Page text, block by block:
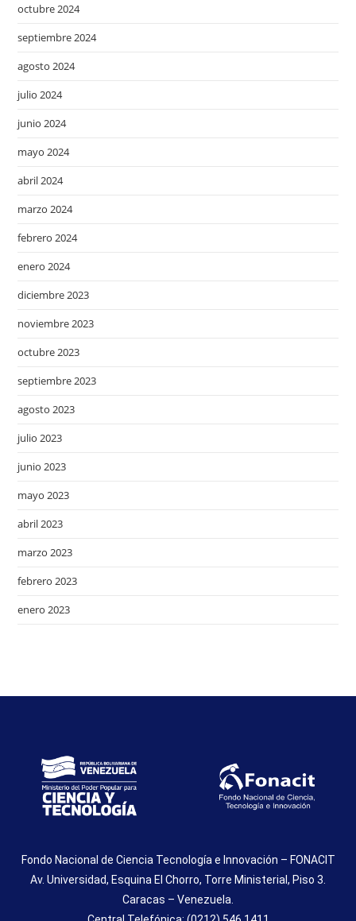
octubre 2024
septiembre 2024
agosto 2024
julio 2024
junio 2024
mayo 2024
abril 2024
marzo 2024
febrero 2024
enero 2024
diciembre 2023
noviembre 2023
octubre 2023
septiembre 2023
agosto 2023
julio 2023
junio 2023
mayo 2023
abril 2023
marzo 2023
febrero 2023
enero 2023
Fondo Nacional de Ciencia Tecnología e Innovación – FONACIT
Av. Universidad, Esquina El Chorro, Torre Ministerial, Piso 3.
Caracas – Venezuela.